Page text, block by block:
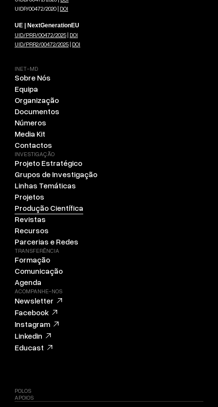
UIDP/00472/2020 | DOI
UE | NextGenerationEU
UID/PRR/00472/2025 | DOI
UID/PRR2/00472/2025 | DOI
INET-MD
Sobre Nós
Equipa
Organização
Documentos
Números
Media Kit
Contactos
INVESTIGAÇÃO
Projeto Estratégico
Grupos de Investigação
Linhas Temáticas
Projetos
Produção Científica
Revistas
Recursos
Parcerias e Redes
TRANSFERÊNCIA
Formação
Comunicação
Agenda
ACOMPANHE-NOS
Newsletter
Facebook
Instagram
Linkedin
Educast
POLOS
APOIOS